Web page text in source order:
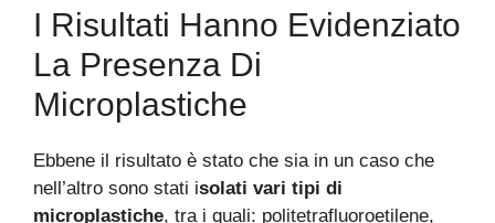
I Risultati Hanno Evidenziato
La Presenza Di
Microplastiche
Ebbene il risultato è stato che sia in un caso che
nell’altro sono stati isolati vari tipi di
microplastiche, tra i quali: politetrafluoroetilene,